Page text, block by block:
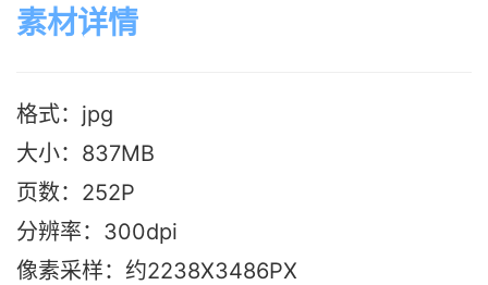
素材详情
格式：jpg
大小：837MB
页数：252P
分辨率：300dpi
像素采样：约2238X3486PX